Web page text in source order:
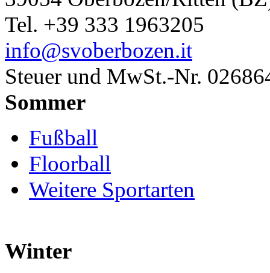
Tel. +39 333 1963205
info@svoberbozen.it
Steuer und MwSt.-Nr.
Sommer
Fußball
Floorball
Weitere Sportarten
Winter